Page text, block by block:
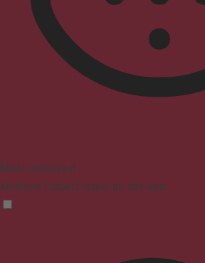
Mode malvoyant
Améliore l'aspect visuel du site web